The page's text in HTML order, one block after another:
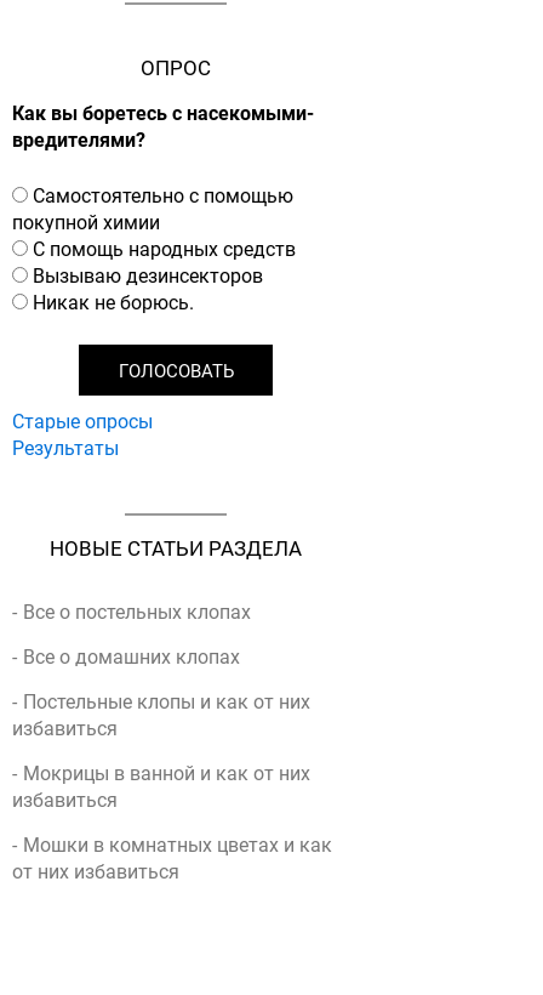
ОПРОС
Как вы боретесь с насекомыми-
вредителями?
В
а
р
и
а
Самостоятельно с помощью
покупной химии
С помощь народных средств
Вызываю дезинсекторов
Никак не борюсь.
Старые опросы
Результаты
НОВЫЕ СТАТЬИ РАЗДЕЛА
Все о постельных клопах
Все о домашних клопах
Постельные клопы и как от них
избавиться
Мокрицы в ванной и как от них
избавиться
Мошки в комнатных цветах и как
от них избавиться